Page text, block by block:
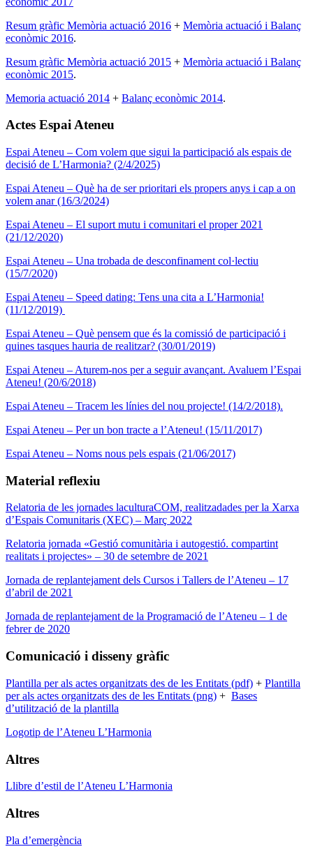
Resum gràfic Memòria actuació 2016 + Memòria actuació i Balanç
econòmic 2016.
Resum gràfic Memòria actuació 2015 + Memòria actuació i Balanç
econòmic 2015.
Memoria actuació 2014 + Balanç econòmic 2014.
Actes Espai Ateneu
Espai Ateneu – Com volem que sigui la participació als espais de
decisió de L’Harmonia? (2/4/2025)
Espai Ateneu – Què ha de ser prioritari els propers anys i cap a on
volem anar (16/3/2024)
Espai Ateneu – El suport mutu i comunitari el proper 2021
(21/12/2020)
Espai Ateneu – Una trobada de desconfinament col·lectiu
(15/7/2020)
Espai Ateneu – Speed dating: Tens una cita a L’Harmonia!
(11/12/2019)
Espai Ateneu – Què pensem que és la comissió de participació i
quines tasques hauria de realitzar? (30/01/2019)
Espai Ateneu – Aturem-nos per a seguir avançant. Avaluem l’Espai
Ateneu! (20/6/2018)
Espai Ateneu – Tracem les línies del nou projecte! (14/2/2018).
Espai Ateneu – Per un bon tracte a l’Ateneu! (15/11/2017)
Espai Ateneu – Noms nous pels espais (21/06/2017)
Material reflexiu
Relatoria de les jornades laculturaCOM, realitzadades per la Xarxa
d’Espais Comunitaris (XEC) – Març 2022
Relatoria jornada «Gestió comunitària i autogestió. compartint
realitats i projectes» – 30 de setembre de 2021
Jornada de replantejament dels Cursos i Tallers de l’Ateneu – 17
d’abril de 2021
Jornada de replantejament de la Programació de l’Ateneu – 1 de
febrer de 2020
Comunicació i disseny gràfic
Plantilla per als actes organitzats des de les Entitats (pdf) + Plantilla
per als actes organitzats des de les Entitats (png) + Bases
d’utilització de la plantilla
Logotip de l’Ateneu L’Harmonia
Altres
Llibre d’estil de l’Ateneu L’Harmonia
Altres
Pla d’emergència